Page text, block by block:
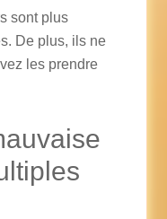
sont plus
De plus, ils ne
les prendre